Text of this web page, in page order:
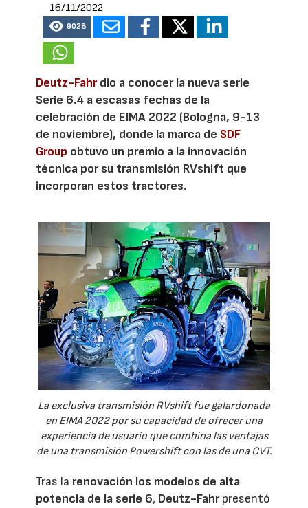
16/11/2022
9028
Deutz-Fahrdio a conocer la nueva serie
Serie 6.4 a escasas fechas de la
celebración de EIMA 2022 (Bologna, 9-13
de noviembre), donde la marca de SDF
Group obtuvo un premio a la innovación
técnica por su transmisión RVshift que
incorporan estos tractores.
La exclusiva transmisión RVshift fue galardonada
en EIMA 2022 por su capacidad de ofrecer una
experiencia de usuario que combina las ventajas
de una transmisión Powershift con las de una CVT.
Tras la renovación los modelos de alta
potencia de la serie 6, Deutz-Fahrpresentó